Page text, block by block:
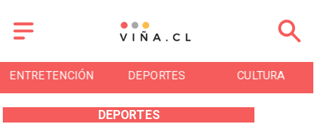
ENTRETENCIÓN DEPORTES CULTURA
DEPORTES